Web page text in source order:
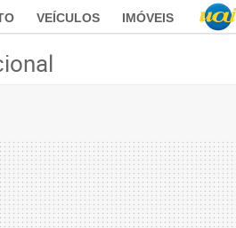
VEÍCULOS IMÓVEIS